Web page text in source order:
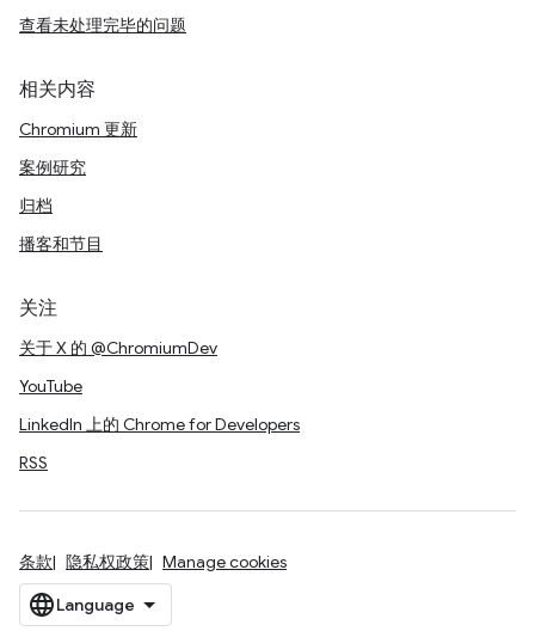
查看未处理完毕的问题
相关内容
Chromium 更新
案例研究
归档
播客和节目
关注
关于 X 的 @ChromiumDev
YouTube
LinkedIn 上的 Chrome for Developers
RSS
条款 隐私权政策 Manage cookies